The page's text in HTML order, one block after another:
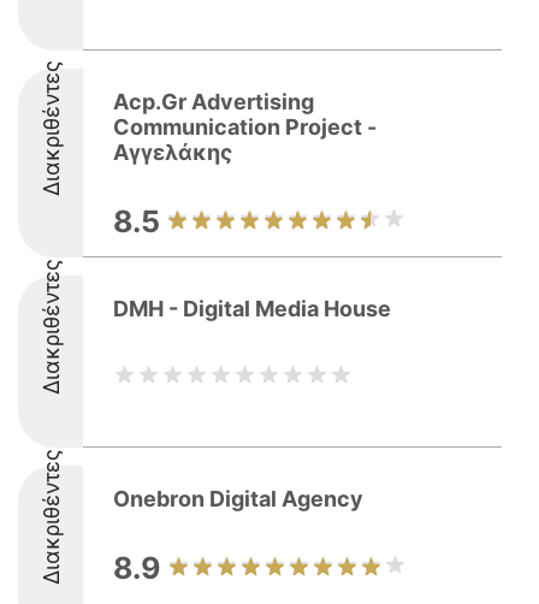
Διακριθέντες
Acp.Gr Advertising
Communication Project -
Αγγελάκης
8.5
Διακριθέντες DMH - Digital Media House
Διακριθέντες Onebron Digital Agency
8.9